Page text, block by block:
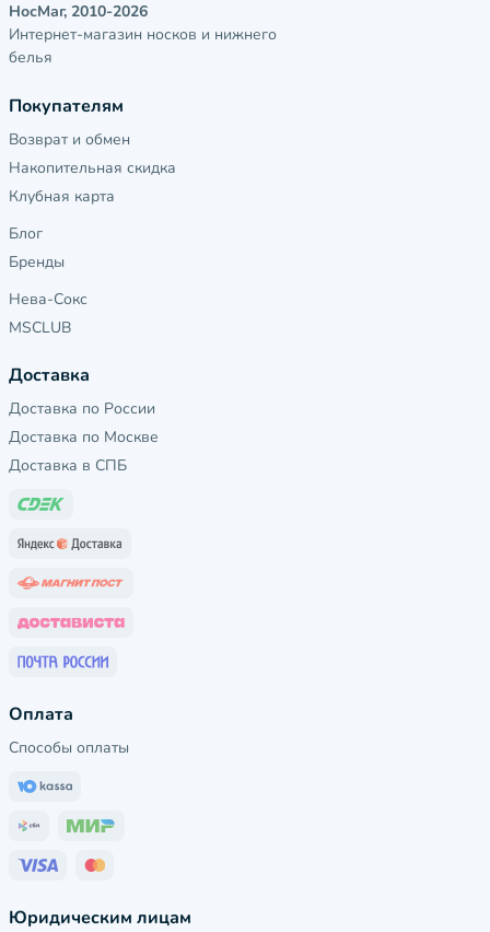
НосМаг, 2010-2026
Интернет-магазин носков и нижнего
белья
Покупателям
Возврат и обмен
Накопительная скидка
Клубная карта
Блог
Бренды
Нева-Сокс
MSCLUB
Доставка
Доставка по России
Доставка по Москве
Доставка в СПБ
Оплата
Способы оплаты
Юридическим лицам